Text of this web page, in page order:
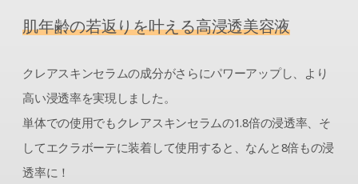
肌年齢の若返りを叶える高浸透美容液
クレアスキンセラムの成分がさらにパワーアップし、より
高い浸透率を実現しました。
単体での使用でもクレアスキンセラムの1.8倍の浸透率、そ
してエクラボーテに装着して使用すると、なんと8倍もの浸
透率に！